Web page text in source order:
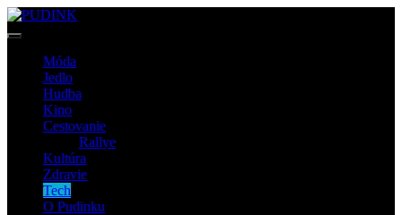
Móda
Jedlo
Hudba
Kino
Cestovanie
Rallye
Kultúra
Zdravie
Tech
O Pudinku